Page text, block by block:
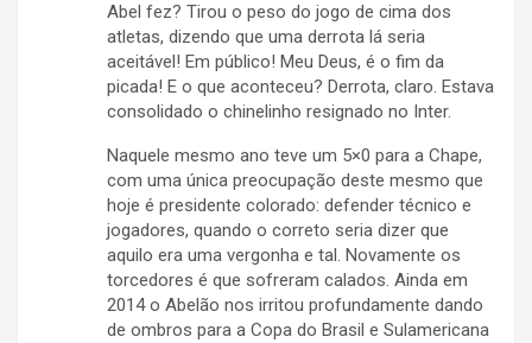
Abel fez? Tirou o peso do jogo de cima dos
atletas, dizendo que uma derrota lá seria
aceitável! Em público! Meu Deus, é o fim da
picada! E o que aconteceu? Derrota, claro. Estava
consolidado o chinelinho resignado no Inter.
Naquele mesmo ano teve um 5×0 para a Chape,
com uma única preocupação deste mesmo que
hoje é presidente colorado: defender técnico e
jogadores, quando o correto seria dizer que
aquilo era uma vergonha e tal. Novamente os
torcedores é que sofreram calados. Ainda em
2014 o Abelão nos irritou profundamente dando
de ombros para a Copa do Brasil e Sulamericana